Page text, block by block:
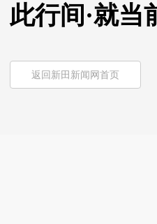
此行间·就
返回新田新闻网首页